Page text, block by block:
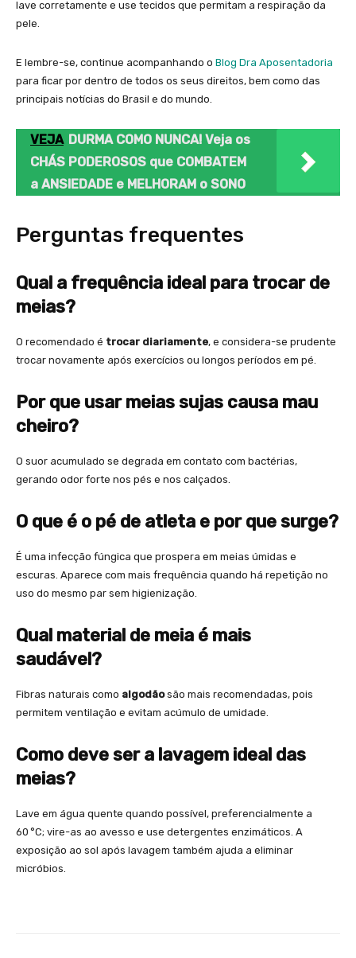
lave corretamente e use tecidos que permitam a respiração da
pele.
E lembre-se, continue acompanhando o Blog Dra Aposentadoria
para ficar por dentro de todos os seus direitos, bem como das
principais notícias do Brasil e do mundo.
VEJA DURMA COMO NUNCA! Veja os
CHÁS PODEROSOS que COMBATEM
a ANSIEDADE e MELHORAM o SONO
Perguntas frequentes
Qual a frequência ideal para trocar de
meias?
O recomendado é trocar diariamente, e considera-se prudente
trocar novamente após exercícios ou longos períodos em pé.
Por que usar meias sujas causa mau
cheiro?
O suor acumulado se degrada em contato com bactérias,
gerando odor forte nos pés e nos calçados.
O que é o pé de atleta e por que surge?
É uma infecção fúngica que prospera em meias úmidas e
escuras. Aparece com mais frequência quando há repetição no
uso do mesmo par sem higienização.
Qual material de meia é mais
saudável?
Fibras naturais como algodãosão mais recomendadas, pois
permitem ventilação e evitam acúmulo de umidade.
Como deve ser a lavagem ideal das
meias?
Lave em água quente quando possível, preferencialmente a
60 °C; vire-as ao avesso e use detergentes enzimáticos. A
exposição ao sol após lavagem também ajuda a eliminar
micróbios.